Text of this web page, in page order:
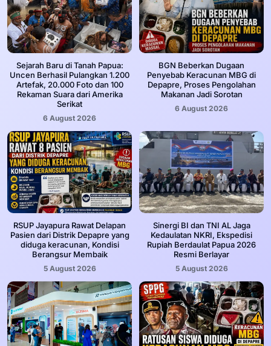
Sejarah Baru di Tanah Papua:
Uncen Berhasil Pulangkan 1.200
Artefak, 20.000 Foto dan 100
Rekaman Suara dari Amerika
Serikat
6 August 2026
BGN Beberkan Dugaan
Penyebab Keracunan MBG di
Depapre, Proses Pengolahan
Makanan Jadi Sorotan
6 August 2026
RSUP Jayapura Rawat Delapan
Pasien dari Distrik Depapre yang
diduga keracunan, Kondisi
Berangsur Membaik
5 August 2026
Sinergi BI dan TNI AL Jaga
Kedaulatan NKRI, Ekspedisi
Rupiah Berdaulat Papua 2026
Resmi Berlayar
5 August 2026